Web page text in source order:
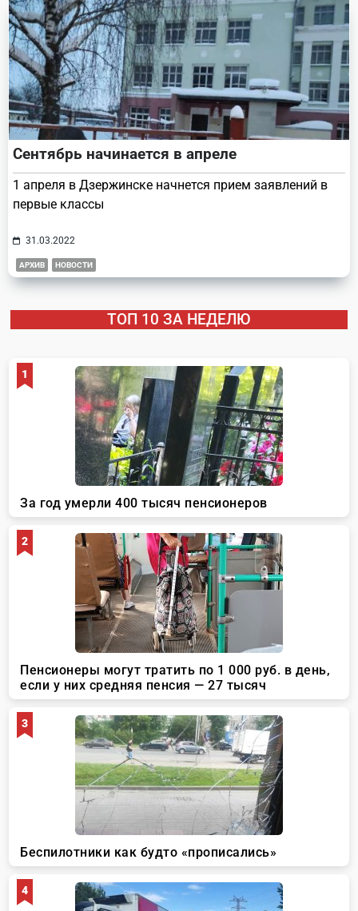
Сентябрь начинается в апреле
1 апреля в Дзержинске начнется прием заявлений в
первые классы
31.03.2022
АРХИВ НОВОСТИ
ТОП 10 ЗА НЕДЕЛЮ